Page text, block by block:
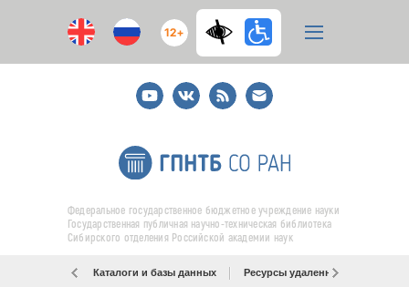
12+
YoutubeВКонтакте
RSS
E-
mail
подписка
Федеральное государственное бюджетное учреждение науки
Государственная публичная научно-техническая библиотека
Сибирского отделения Российской академии наук
Каталоги и базы данных Ресурсы удаленного доступа